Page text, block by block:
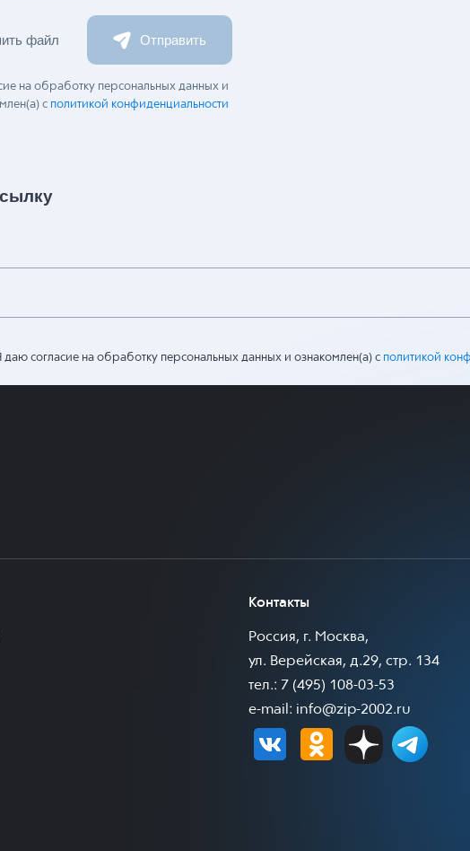
файл Отправить
на обработку персональных данных и
с политикой конфиденциальности
даю согласие на обработку персональных данных и ознакомлен(а) с политикой
Контакты
Россия, г. Москва,
ул. Верейская, д.29, стр. 134
тел.: 7 (495) 108-03-53
e-mail: info@zip-2002.ru